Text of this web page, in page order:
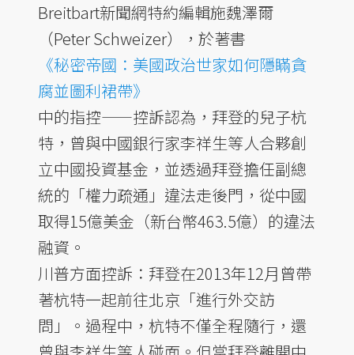
Breitbart新聞網特約編輯施魏澤爾
（Peter Schweizer），於著書
《秘密帝國：美國政治世家如何隱瞞貪
腐並圖利裙帶》
中的指控——控訴認為，拜登的兒子杭
特，曾與中國銀行家李祥生等人合夥創
立中國投資基金，並透過拜登擔任副總
統的「權力疏通」違法走後門，從中國
取得15億美金（新台幣463.5億）的違法
融資。
川普方面控訴：拜登在2013年12月曾帶
著杭特一起前往北京「進行外交訪
問」。過程中，杭特不僅全程隨行，還